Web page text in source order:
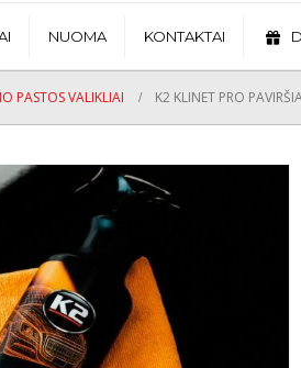
NUOMA KONTAKTAI
PASTOS VALIKLIAI K2 KLINET PRO